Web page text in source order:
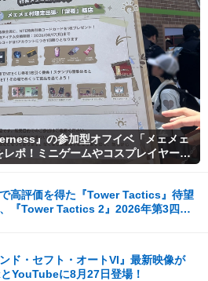
』の参加型オフイベ「メェメェ
ポ！ミニゲームやコスプレイヤー撮
高評価を得た『Tower Tactics』待望
『Tower Tactics 2』2026年第3四半
ンド・セフト・オートVI』最新映像が
YouTubeに8月27日登場！